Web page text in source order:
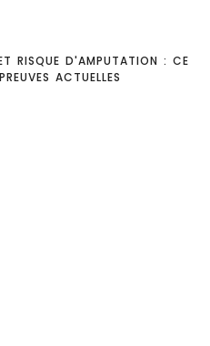
RISQUE D'AMPUTATION : CE
ACTUELLES